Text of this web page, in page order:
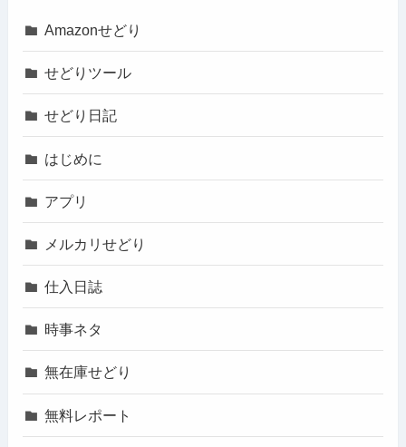
Amazonせどり
せどりツール
せどり日記
はじめに
アプリ
メルカリせどり
仕入日誌
時事ネタ
無在庫せどり
無料レポート